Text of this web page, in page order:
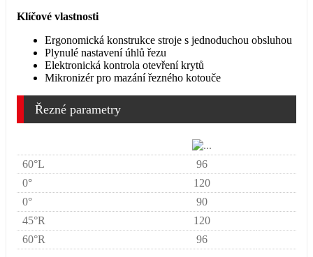
Klíčové vlastnosti
Ergonomická konstrukce stroje s jednoduchou obsluhou
Plynulé nastavení úhlů řezu
Elektronická kontrola otevření krytů
Mikronizér pro mazání řezného kotouče
Řezné parametry
60°L
96
0°
120
0°
90
45°R
120
60°R
96